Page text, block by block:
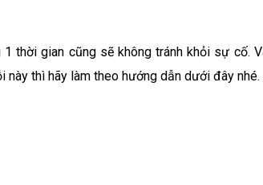
thời gian cũng sẽ không tránh khỏi sự cố.
này thì hãy làm theo hướng dẫn dưới đây nhé.